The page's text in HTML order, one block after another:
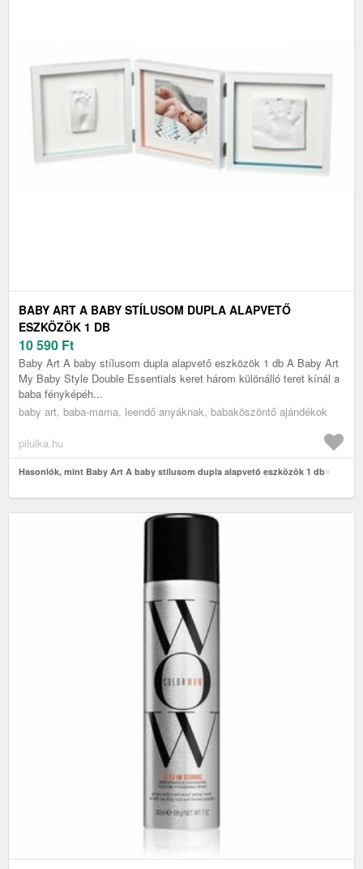
BABY ART A BABY STÍLUSOM DUPLA ALAPVETŐ
ESZKÖZÖK 1 DB
10 590 Ft
Baby Art A baby stílusom dupla alapvető eszközök 1 db A Baby Art
My Baby Style Double Essentials keret három különálló teret kínál a
baba fényképéh...
baby art, baba-mama, leendő anyáknak, babaköszöntő ajándékok
pilulka.hu
Hasonlók, mint Baby Art A baby stílusom dupla alapvető eszközök 1 db